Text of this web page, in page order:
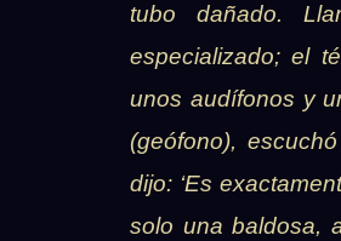
tubo dañado.
especializado; el
unos audífonos y
(geófono),
dijo: ‘Es
solo una baldosa,